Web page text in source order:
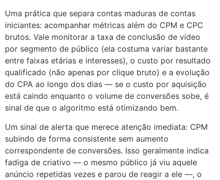
Uma prática que separa contas maduras de contas
iniciantes: acompanhar métricas além do CPM e CPC
brutos. Vale monitorar a taxa de conclusão de vídeo
por segmento de público (ela costuma variar bastante
entre faixas etárias e interesses), o custo por resultado
qualificado (não apenas por clique bruto) e a evolução
do CPA ao longo dos dias — se o custo por aquisição
está caindo enquanto o volume de conversões sobe, é
sinal de que o algoritmo está otimizando bem.
Um sinal de alerta que merece atenção imediata: CPM
subindo de forma consistente sem aumento
correspondente de conversões. Isso geralmente indica
fadiga de criativo — o mesmo público já viu aquele
anúncio repetidas vezes e parou de reagir a ele —, o